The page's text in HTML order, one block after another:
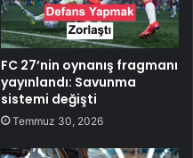
FC 27’nin oynanış fragmanı
yayınlandı: Savunma
sistemi değişti
Temmuz 30, 2026